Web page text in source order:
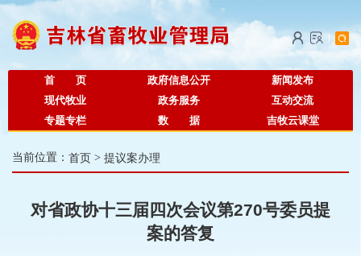
首 页 政府信息公开
新闻发布
现代牧业
政务服务
互动交流
专题专栏
数 据 吉牧云课堂
当前位置： 首页 > 提议案办理
对省政协十三届四次会议第270号委员提
案的答复